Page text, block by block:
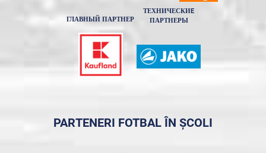
ГЛАВНЫЙ ПАРТНЕР
ТЕХНИЧЕСКИE
ПАРТНЕРЫ
PARTENERI FOTBAL ÎN ȘCOLI